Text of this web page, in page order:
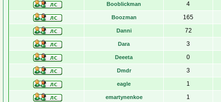
Booblickman 4
Boozman 165
Danni 72
Dara 3
Deeeta 0
Dmdr 3
eagle 1
emartynenkoe 1